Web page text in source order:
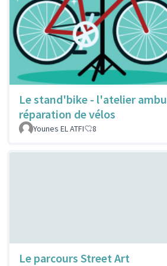
Le stand'bike - l'atelier
réparation de vélos
Younes EL ATFI 8
Le parcours Street Art